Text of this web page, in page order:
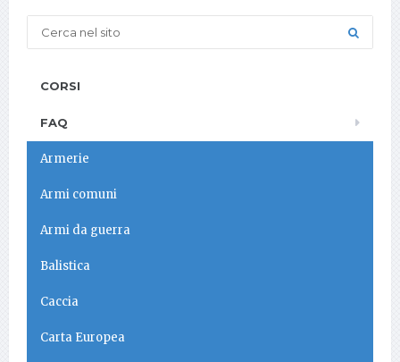
CORSI
FAQ
Armerie
Armi comuni
Armi da guerra
Balistica
Caccia
Carta Europea